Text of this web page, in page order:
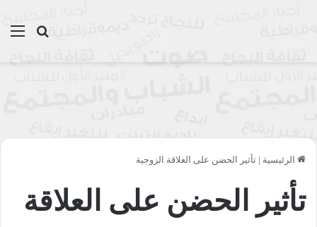
بحث
الرئيسية | تأثير الحضن على العلاقة الزوجية
تأثير الحضن على العلاقة